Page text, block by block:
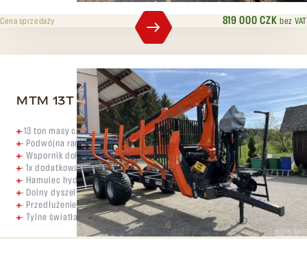
819 000 CZKbez VAT
Cena sprzedaży
MTM 13T
-13 ton masy całkowitej
- Podwójna rama rurowa 2x (200x100x6)
- Wspornik dolnej klapy
- 1x dodatkowa para rozpórek
- Hamulec hydrauliczny na obu osiach
- Dolny dyszel Scharmüller z kołnierzowym uchem dyszla
- Przedłużenie ramy
- Tylne światła LED Kipli